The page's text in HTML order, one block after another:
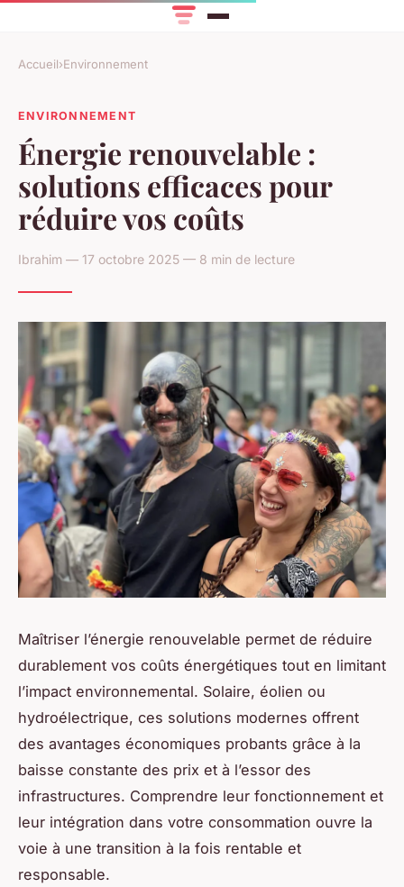
Accueil›Environnement
ENVIRONNEMENT
Énergie renouvelable :
solutions efficaces pour
réduire vos coûts
Ibrahim — 17 octobre 2025 — 8 min de lecture
Maîtriser l’énergie renouvelable permet de réduire
durablement vos coûts énergétiques tout en limitant
l’impact environnemental. Solaire, éolien ou
hydroélectrique, ces solutions modernes offrent
des avantages économiques probants grâce à la
baisse constante des prix et à l’essor des
infrastructures. Comprendre leur fonctionnement et
leur intégration dans votre consommation ouvre la
voie à une transition à la fois rentable et
responsable.